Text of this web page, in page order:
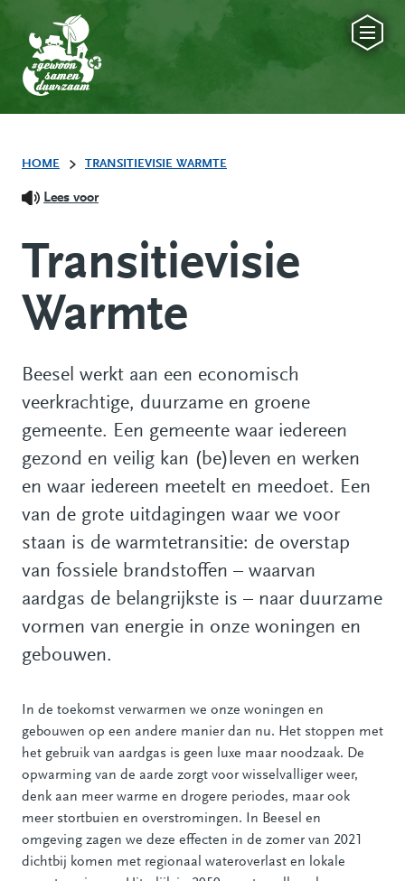
HOME TRANSITIEVISIE WARMTE
Lees voor
Transitievisie
Warmte
Beesel werkt aan een economisch
veerkrachtige, duurzame en groene
gemeente. Een gemeente waar iedereen
gezond en veilig kan (be)leven en werken
en waar iedereen meetelt en meedoet. Een
van de grote uitdagingen waar we voor
staan is de warmtetransitie: de overstap
van fossiele brandstoffen – waarvan
aardgas de belangrijkste is – naar duurzame
vormen van energie in onze woningen en
gebouwen.
In de toekomst verwarmen we onze woningen en
gebouwen op een andere manier dan nu. Het stoppen met
het gebruik van aardgas is geen luxe maar noodzaak. De
opwarming van de aarde zorgt voor wisselvalliger weer,
denk aan meer warme en drogere periodes, maar ook
meer stortbuien en overstromingen. In Beesel en
omgeving zagen we deze effecten in de zomer van 2021
dichtbij komen met regionaal wateroverlast en lokale